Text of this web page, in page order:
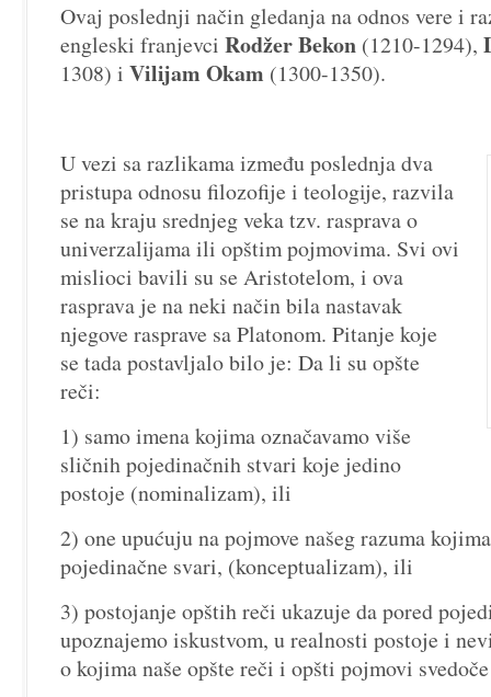
Ovaj poslednji način gledanja na odnos vere i
engleski franjevci Rodžer Bekon (1210-1294),
1308) i Vilijam Okam (1300-1350).
U vezi sa razlikama između poslednja dva
pristupa odnosu filozofije i teologije, razvila
se na kraju srednjeg veka tzv. rasprava o
univerzalijama ili opštim pojmovima. Svi ovi
mislioci bavili su se Aristotelom, i ova
rasprava je na neki način bila nastavak
njegove rasprave sa Platonom. Pitanje koje
se tada postavljalo bilo je: Da li su opšte
reči:
1) samo imena kojima označavamo više
sličnih pojedinačnih stvari koje jedino
postoje (nominalizam), ili
2) one upućuju na pojmove našeg razuma
pojedinačne svari, (konceptualizam), ili
3) postojanje opštih reči ukazuje da pored
upoznajemo iskustvom, u realnosti postoje i
o kojima naše opšte reči i opšti pojmovi